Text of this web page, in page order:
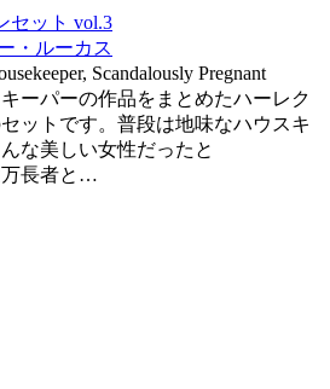
セット vol.3
・ルーカス
Scandalously Pregnant
ーパーの作品をまとめたハーレク
ットです。普段は地味なハウスキ
な美しい女性だったと
長者と…